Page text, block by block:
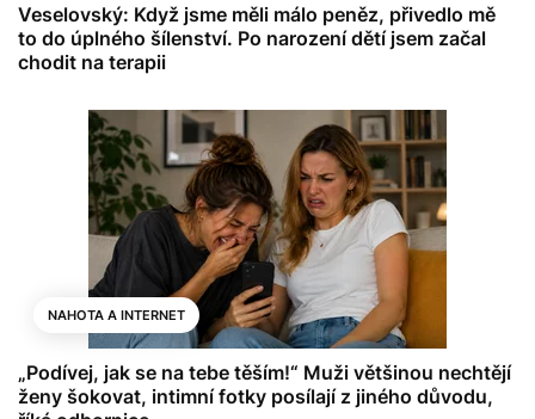
Veselovský: Když jsme měli málo peněz, přivedlo mě
to do úplného šílenství. Po narození dětí jsem začal
chodit na terapii
NAHOTA A INTERNET
„Podívej, jak se na tebe těším!“ Muži většinou nechtějí
ženy šokovat, intimní fotky posílají z jiného důvodu,